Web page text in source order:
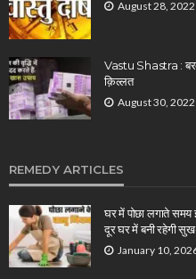
August 28, 2022
Vastu Shastra :
क़िल्लत
August 30, 2022
REMEDY ARTICLES
घर में पोछा लगाते समय
दूर घर में बनी रहेगी
January 10,